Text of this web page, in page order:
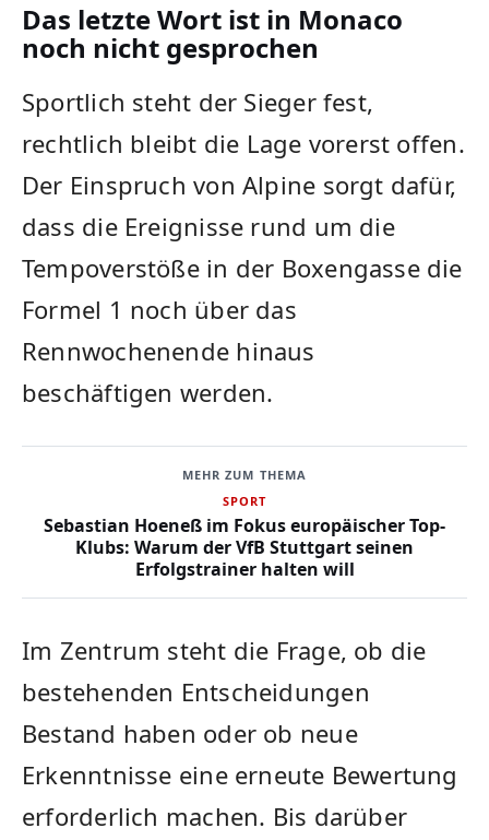
Das letzte Wort ist in Monaco
noch nicht gesprochen
Sportlich steht der Sieger fest,
rechtlich bleibt die Lage vorerst offen.
Der Einspruch von Alpine sorgt dafür,
dass die Ereignisse rund um die
Tempoverstöße in der Boxengasse die
Formel 1 noch über das
Rennwochenende hinaus
beschäftigen werden.
MEHR ZUM THEMA
SPORT
Sebastian Hoeneß im Fokus europäischer Top-
Klubs: Warum der VfB Stuttgart seinen
Erfolgstrainer halten will
Im Zentrum steht die Frage, ob die
bestehenden Entscheidungen
Bestand haben oder ob neue
Erkenntnisse eine erneute Bewertung
erforderlich machen. Bis darüber